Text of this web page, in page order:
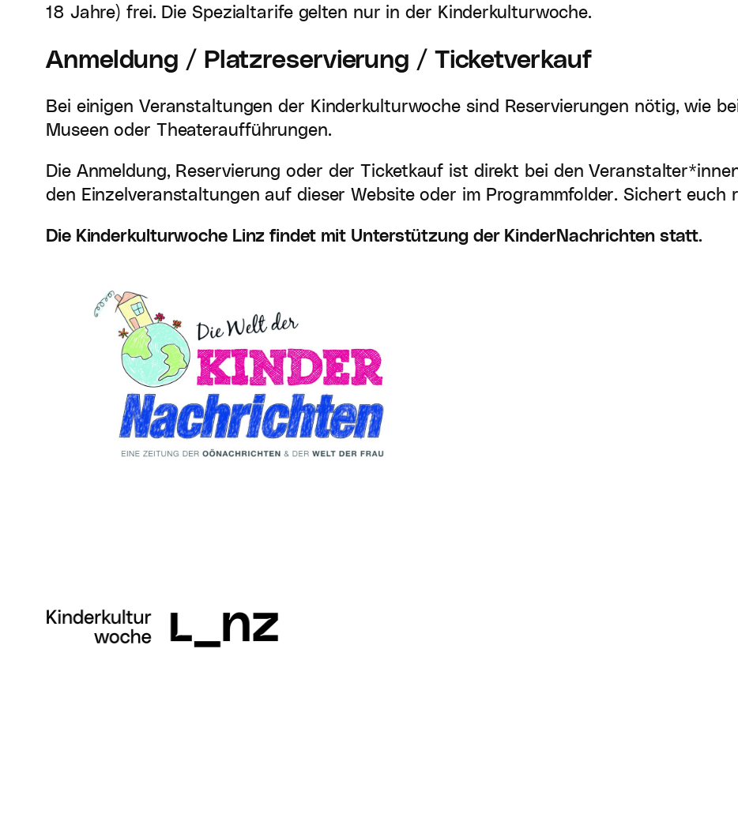
18 Jahre) frei. Die Spezialtarife gelten nur in der Kinderkulturwoche.
Anmeldung / Platzreservierung / Ticketverkauf
Bei einigen Veranstaltungen der Kinderkulturwoche sind Reservierungen nötig, wie
Museen oder Theateraufführungen.
Die Anmeldung, Reservierung oder der Ticketkauf ist direkt bei den
den Einzelveranstaltungen auf dieser Website oder im Programmfolder. Sichert euch
Die Kinderkulturwoche Linz findet mit Unterstützung der KinderNachrichten statt.